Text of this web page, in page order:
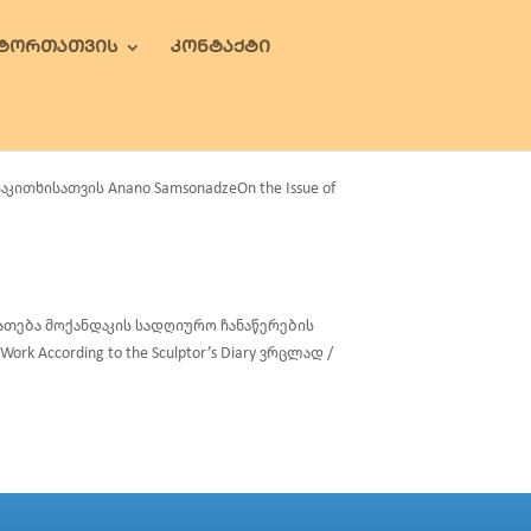
ᲙᲝᲜᲢᲐᲥᲢᲘ
Anano SamsonadzeOn the Issue of
მოქანდაკის სადღიურო ჩანაწერების
According to the Sculptor’s Diary ვრცლად /